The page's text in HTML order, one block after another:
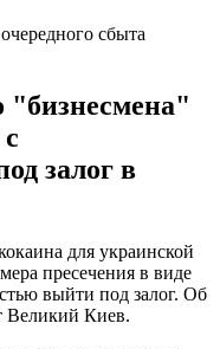
сбыта
"бизнесмена"
залог в
для украинской
пресечения в виде
выйти под залог. Об
Великий Киев.